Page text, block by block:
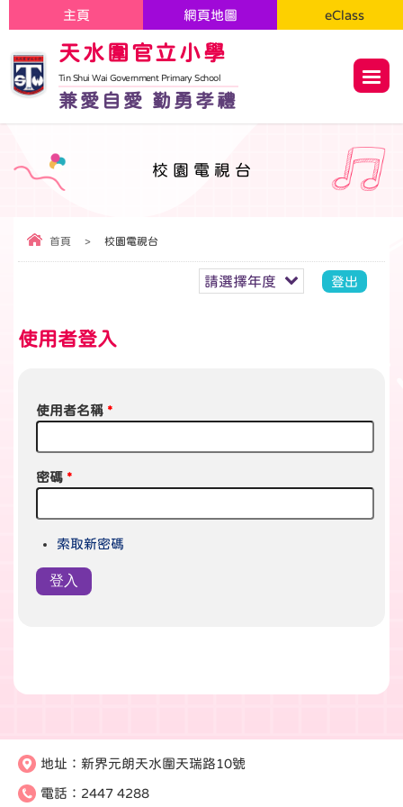
天水圍官立小學
Tin Shui Wai Government Primary School
兼愛自愛 勤勇孝禮
主頁 網頁地圖 eClass
校園電視台
首頁 > 校園電視台
登出
請選擇年度
使用者登入
使用者名稱 *
密碼 *
索取新密碼
地址： 新界元朗天水圍天瑞路10號
電話： 2447 4288